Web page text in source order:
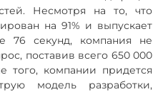
Несмотря на то, что
на 91% и выпускает
76 секунд, компания не
поставив всего 650 000
того, компании придется
модель разработки,